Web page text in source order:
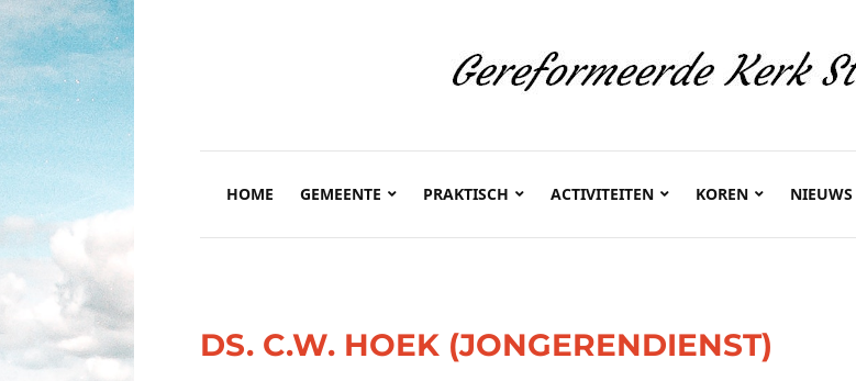
HOME GEMEENTE PRAKTISCH ACTIVITEITEN KOREN NIEUWS
DS. C.W. HOEK (JONGERENDIENST)